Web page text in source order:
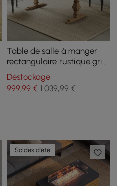
Table de salle à manger
rectangulaire rustique gris
béton de 1800 mm pour
base sur piédestal en bois
massif pour 8 personnes
Déstockage
999,99€ 1 039,99 €
Soldes d'été